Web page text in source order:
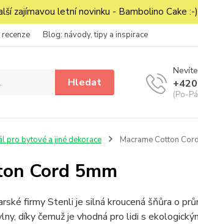
zajímavou letní novinku - Bambolino Cake :-)
Blog: návody, tipy a inspirace
Hledat
(Po-
pro bytové a jiné dekorace Macrame Cotton
Cord 5mm
firmy Stenli je silná kroucená šňůra o
díky čemuž je vhodná pro lidi s